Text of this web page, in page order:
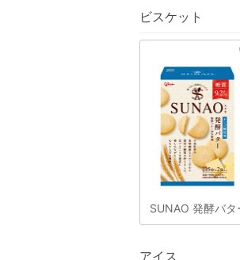
ビスケット
SUNAO 発酵バタ
アイス